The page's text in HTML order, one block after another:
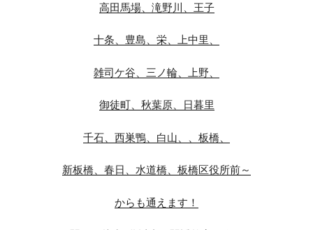
高田馬場、滝野川、王子
十条、豊島、栄、上中里、
雑司ケ谷、三ノ輪、上野、
御徒町、秋葉原、日暮里
千石、西巣鴨、白山、、板橋、
新板橋、春日、水道橋、板橋区役所前～
からも通えます！